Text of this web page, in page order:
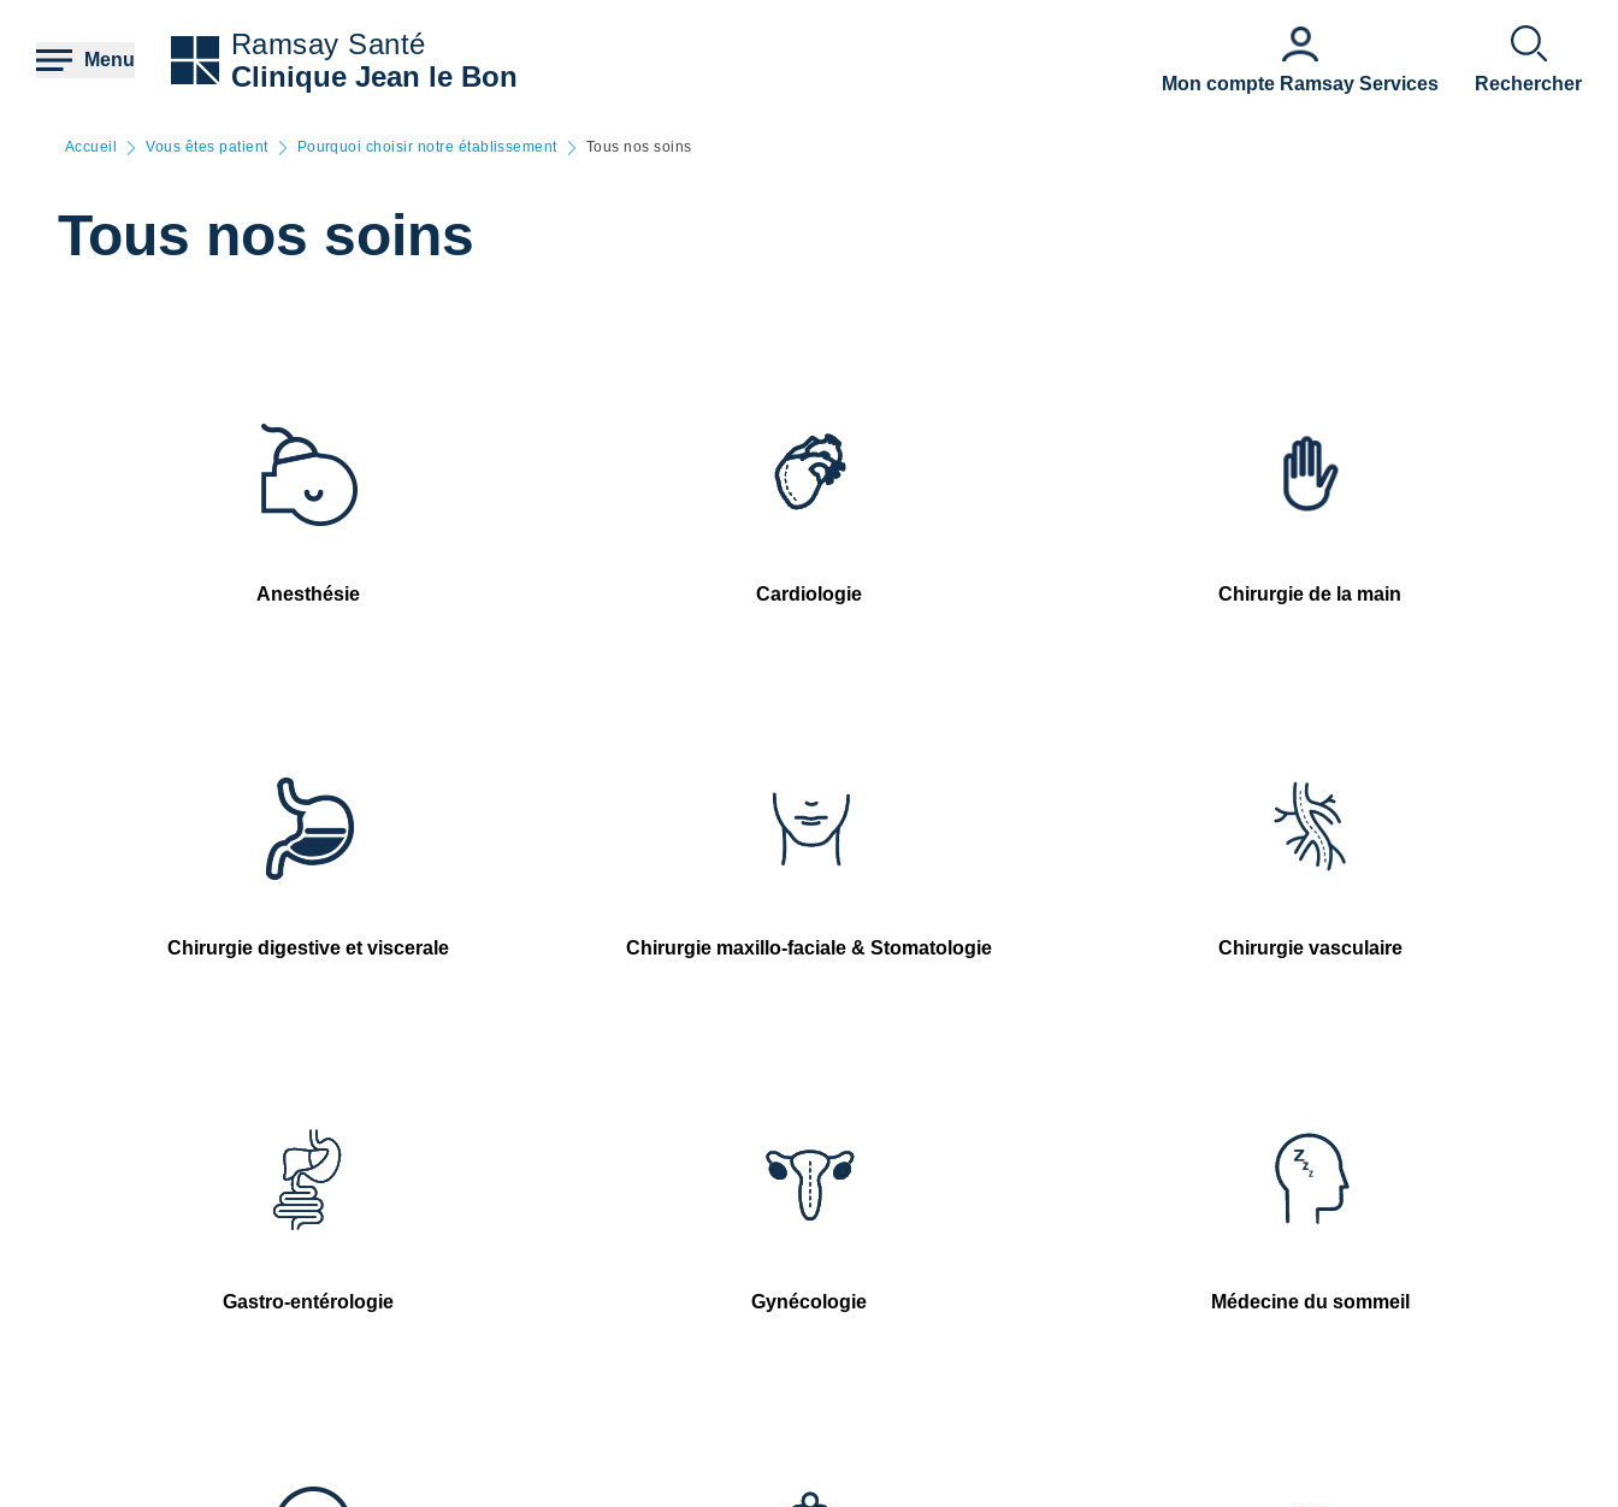
contenu
principal
Menu
Ramsay Santé
Clinique Jean le Bon
Mon compte Ramsay Services Rechercher
Accueil Vous êtes patient Pourquoi choisir notre établissement Tous nos soins
Tous nos soins
Anesthésie Cardiologie Chirurgie de la main
Chirurgie digestive et viscerale Chirurgie maxillo-faciale & Stomatologie Chirurgie vasculaire
Gastro-entérologie Gynécologie Médecine du sommeil